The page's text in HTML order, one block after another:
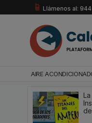
Llámenos al:
AIRE